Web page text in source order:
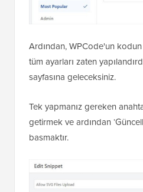
Ardından, WPCode'un
tüm ayarları zaten
sayfasına geleceksiniz.
Tek yapmanız gereken
getirmek ve ardından
basmaktır.